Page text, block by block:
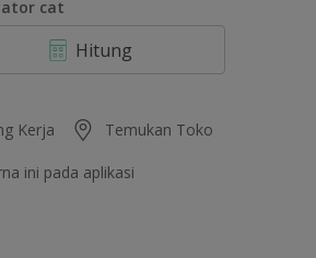
cat
Hitung
Kerja Temukan Toko
ini pada aplikasi